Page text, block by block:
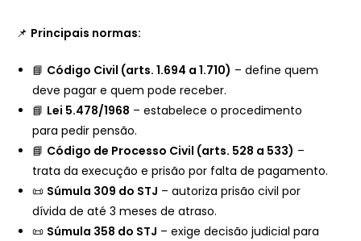
📌 Principais normas:
📘 Código Civil (arts. 1.694 a 1.710) – define quem
deve pagar e quem pode receber.
📘 Lei 5.478/1968 – estabelece o procedimento
para pedir pensão.
📘 Código de Processo Civil (arts. 528 a 533) –
trata da execução e prisão por falta de pagamento.
📜 Súmula 309 do STJ – autoriza prisão civil por
dívida de até 3 meses de atraso.
📜 Súmula 358 do STJ – exige decisão judicial para